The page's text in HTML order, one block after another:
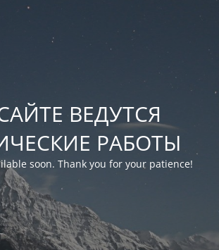
ВЕДУТСЯ
РАБОТЫ
soon. Thank you for your patience!